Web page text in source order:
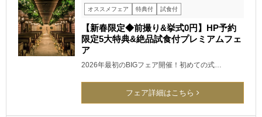
オススメフェア 特典付 試食付
【新春限定◆前撮り&挙式0円】HP予約
限定5大特典&絶品試食付プレミアムフェ
ア
2026年最初のBIGフェア開催！初めての式…
フェア詳細はこちら